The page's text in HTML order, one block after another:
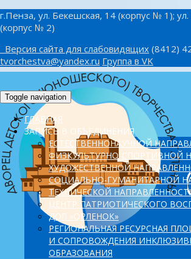
г.Пенза, ул. Бекешская, 14 (корпус № 1);
(корпус № 2)
Версия сайта для слабовидящих (8412)
tvorchestva@yandex.ru Группа в VK
Toggle navigation
ГЛАВНАЯ
ЗАПИСЬ В ОБЪЕДИНЕНИЯ
ЕСТЕСТВЕННОНАУЧНОЙ
ФИЗКУЛЬТУРНО-СПОРТИВНОЙ
ХУДОЖЕСТВЕННОЙ
СОЦИАЛЬНО-ГУМАНИТАРНОЙ
ТЕХНИЧЕСКОЙ
ЦЕНТР ПАТРИОТИЧЕСКОГО
ДОЛ «ОРЛЕНОК»
PЕГИОНАЛЬНАЯ РЕСУРСНАЯ
И СОПРОВОЖДЕНИЯ
ОБРАЗОВАНИЯ